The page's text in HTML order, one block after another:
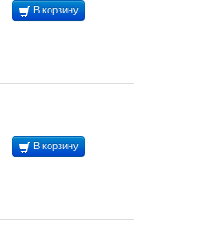
В корзину
В корзину